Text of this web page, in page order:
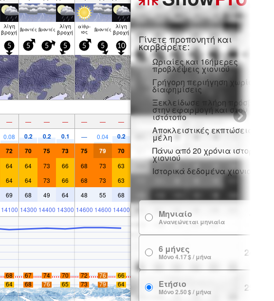
λίγη
βροχή βρον­τές βρον­τές λίγη
βροχή
αίθρ­
ιος βρον­τές λίγη
βροχή
5 5 5 5 5 5 10
— — — — — — —
0.08 0.2 0.2 0.1 — 0.04 0.2
72 70 75 73 75 79 70
64 64 73 66 68 73 63
64 64 73 66 68 73 63
69 68 49 64 48 55 68
14100 14300 14400 14300 14600 14600 14400
68 67 74 70 72 76
66
64 68 76 65 73 79 64
Γίνετε προπονητή και
καρβάρετε:
Ωριαίες και 16ήμερες
προβλέψεις χιονιού
Γρήγορη περιήγηση χωρίς
διαφημίσεις
Ξεκλείδωσε πλήρη πρόσβαση
στην εφαρμογή και στον
ιστότοπο
Αποκλειστικές εκπτώσεις για
μέλη
Πάνω από 20 χρόνια ιστορικό
χιονιού
Ιστορικά δεδομένα χιονιού
Μηνιαίο
Ανανεώνεται μηνιαία
6 μήνες
Μόνο 4.17 $ / μήνα 24.99 $
Ετήσιο
Μόνο 2.50 $ / μήνα 29.99 $